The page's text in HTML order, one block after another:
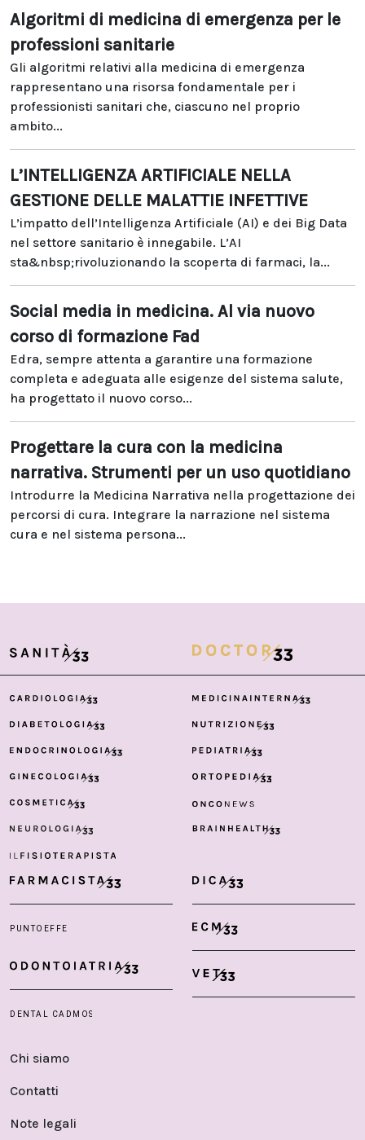
Algoritmi di medicina di emergenza per le
professioni sanitarie
Gli algoritmi relativi alla medicina di emergenza
rappresentano una risorsa fondamentale per i
professionisti sanitari che, ciascuno nel proprio
ambito...
L’INTELLIGENZA ARTIFICIALE NELLA
GESTIONE DELLE MALATTIE INFETTIVE
L’impatto dell’Intelligenza Artificiale (AI) e dei Big Data
nel settore sanitario è innegabile. L’AI
sta&nbsp;rivoluzionando la scoperta di farmaci, la...
Social media in medicina. Al via nuovo
corso di formazione Fad
Edra, sempre attenta a garantire una formazione
completa e adeguata alle esigenze del sistema salute,
ha progettato il nuovo corso...
Progettare la cura con la medicina
narrativa. Strumenti per un uso quotidiano
Introdurre la Medicina Narrativa nella progettazione dei
percorsi di cura. Integrare la narrazione nel sistema
cura e nel sistema persona...
Chi siamo
Contatti
Note legali